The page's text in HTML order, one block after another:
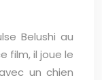
Belushi au
film, il joue le
un chien